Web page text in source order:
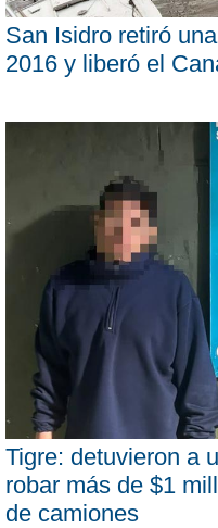
San Isidro retiró
2016 y liberó el
Tigre: detuvieron a
robar más de $1
de camiones